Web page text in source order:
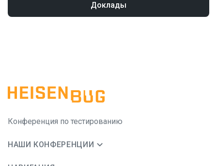
Доклады
Конференция по тестированию
НАШИ КОНФЕРЕНЦИИ